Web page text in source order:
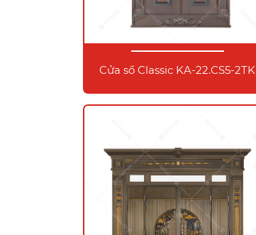
Cửa sổ Classic KA-22.CS5-2TK